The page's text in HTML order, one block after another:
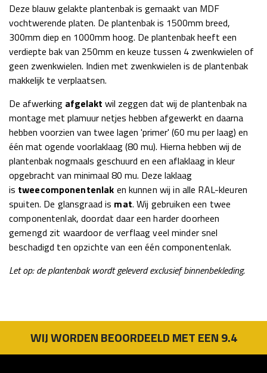
Deze blauw gelakte plantenbak is gemaakt van MDF
vochtwerende platen. De plantenbak is 1500mm breed,
300mm diep en 1000mm hoog. De plantenbak heeft een
verdiepte bak van 250mm en keuze tussen 4 zwenkwielen of
geen zwenkwielen. Indien met zwenkwielen is de plantenbak
makkelijk te verplaatsen.
De afwerking afgelakt wil zeggen dat wij de plantenbak na
montage met plamuur netjes hebben afgewerkt en daarna
hebben voorzien van twee lagen 'primer' (60 mu per laag) en
één mat ogende voorlaklaag (80 mu). Hierna hebben wij de
plantenbak nogmaals geschuurd en een aflaklaag in kleur
opgebracht van minimaal 80 mu. Deze laklaag
is tweecomponentenlak en kunnen wij in alle RAL-kleuren
spuiten. De glansgraad is mat. Wij gebruiken een twee
componentenlak, doordat daar een harder doorheen
gemengd zit waardoor de verflaag veel minder snel
beschadigd ten opzichte van een één componentenlak.
Let op: de plantenbak wordt geleverd exclusief binnenbekleding.
WIJ WORDEN BEOORDEELD MET EEN 9.4